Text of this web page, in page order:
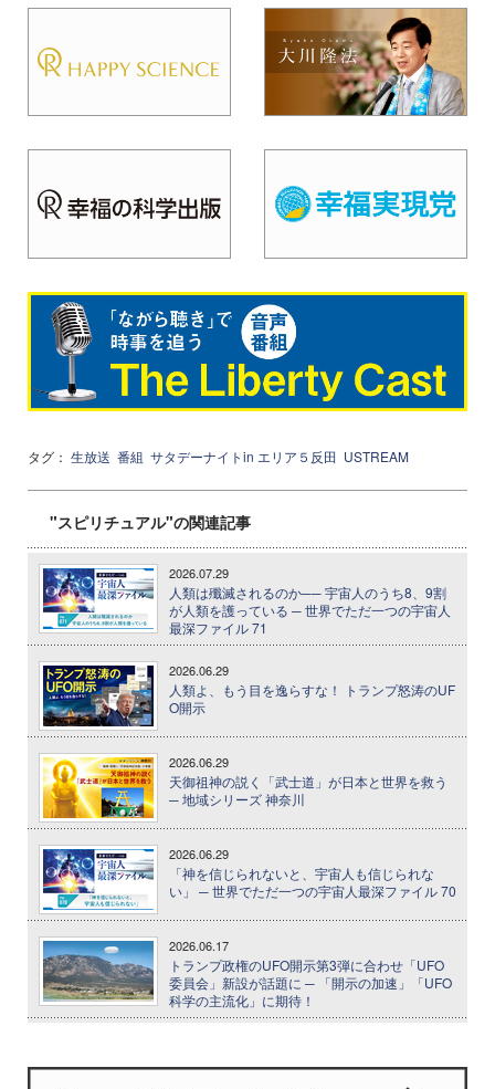
タグ： 生放送 番組 サタデーナイトin エリア５反田 USTREAM
"スピリチュアル"の関連記事
2026.07.29
人類は殲滅されるのか── 宇宙人のうち8、9割
が人類を護っている ─ 世界でただ一つの宇宙人
最深ファイル 71
2026.06.29
人類よ、もう目を逸らすな！ トランプ怒涛のUF
O開示
2026.06.29
天御祖神の説く「武士道」が日本と世界を救う
─ 地域シリーズ 神奈川
2026.06.29
「神を信じられないと、宇宙人も信じられな
い」 ─ 世界でただ一つの宇宙人最深ファイル 70
2026.06.17
トランプ政権のUFO開示第3弾に合わせ「UFO
委員会」新設が話題に ─ 「開示の加速」「UFO
科学の主流化」に期待！